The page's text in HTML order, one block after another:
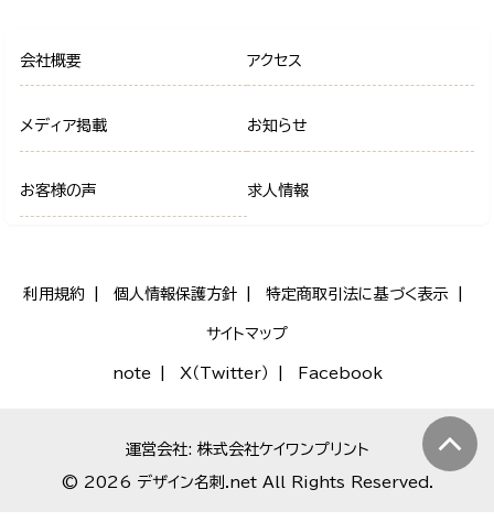
会社概要 アクセス
メディア掲載 お知らせ
お客様の声 求人情報
利用規約 個人情報保護方針 特定商取引法に基づく表示
サイトマップ
note X（Twitter） Facebook
運営会社: 株式会社ケイワンプリント
© 2026 デザイン名刺.net All Rights Reserved.